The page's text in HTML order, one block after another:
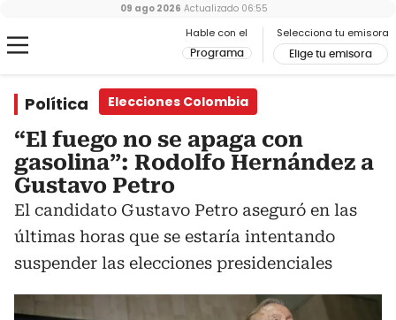
Hable con el
Programa
Selecciona tu emisora
Elige tu emisora
09 ago 2026 Actualizado 06:55
Política Elecciones Colombia
“El fuego no se apaga con
gasolina”: Rodolfo Hernández a
Gustavo Petro
El candidato Gustavo Petro aseguró en las
últimas horas que se estaría intentando
suspender las elecciones presidenciales